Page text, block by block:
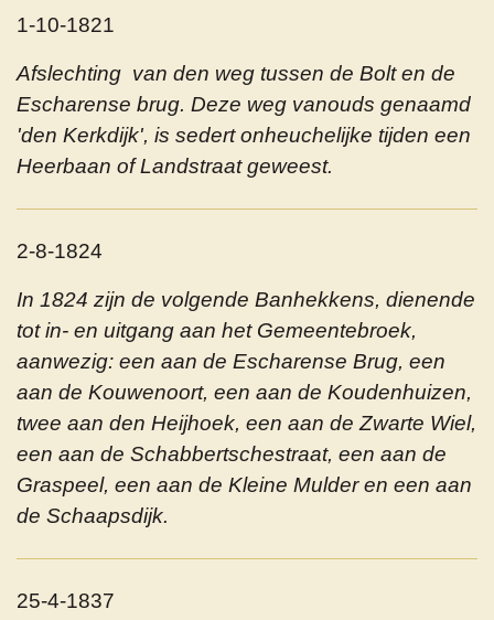
1-10-1821
Afslechting van den weg tussen de Bolt en de
Escharense brug. Deze weg vanouds genaamd
'den Kerkdijk', is sedert onheuchelijke tijden een
Heerbaan of Landstraat geweest.
2-8-1824
In 1824 zijn de volgende Banhekkens, dienende
tot in- en uitgang aan het Gemeentebroek,
aanwezig: een aan de Escharense Brug, een
aan de Kouwenoort, een aan de Koudenhuizen,
twee aan den Heijhoek, een aan de Zwarte Wiel,
een aan de Schabbertschestraat, een aan de
Graspeel, een aan de Kleine Mulder en een aan
de Schaapsdijk.
25-4-1837